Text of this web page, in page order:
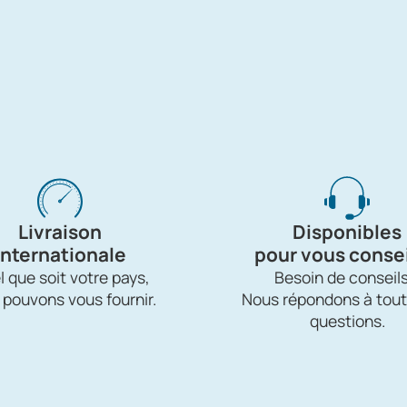
Livraison
que soit votre pays,
vous fournir.
Disponibles
pour vous
Besoin de
Nous répondons à
questions.